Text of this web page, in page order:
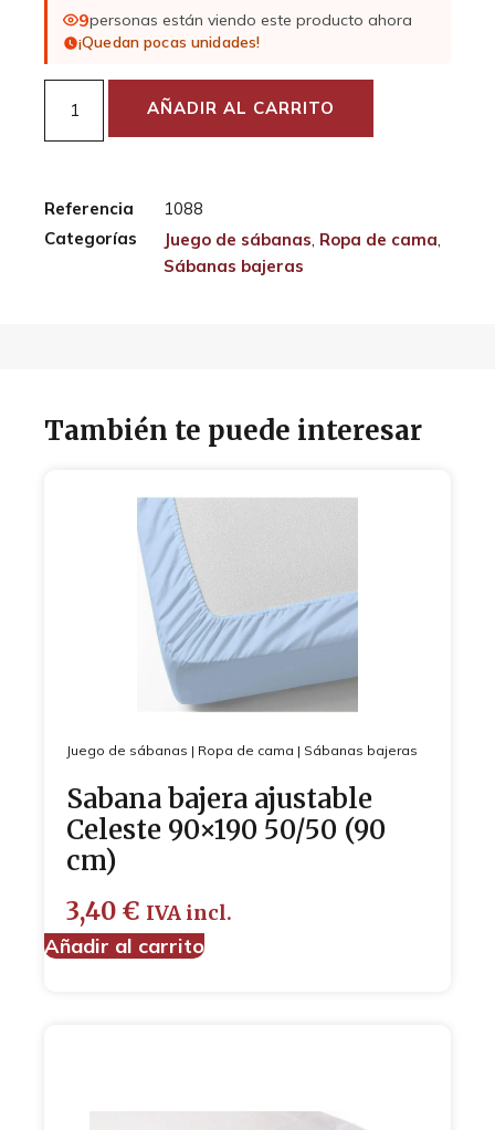
9personas están viendo este producto ahora
¡Quedan pocas unidades!
AÑADIR AL CARRITO
Referencia
1088
Categorías
Juego de sábanas, Ropa de cama,
Sábanas bajeras
También te puede interesar
Juego de sábanas | Ropa de cama | Sábanas bajeras
Sabana bajera ajustable
Celeste 90×190 50/50 (90
cm)
3,40 € IVA incl.
Añadir al carrito